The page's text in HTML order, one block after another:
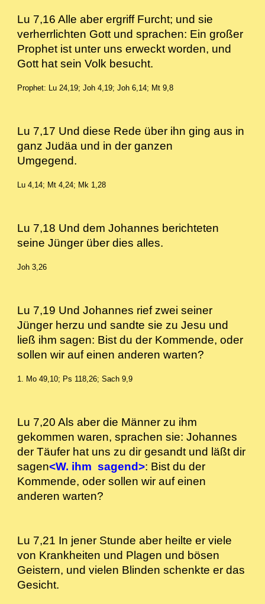
Lu 7,16 Alle aber ergriff Furcht; und sie
verherrlichten Gott und sprachen: Ein großer
Prophet ist unter uns erweckt worden, und
Gott hat sein Volk besucht.
Prophet: Lu 24,19; Joh 4,19; Joh 6,14; Mt 9,8
Lu 7,17 Und diese Rede über ihn ging aus in
ganz Judäa und in der ganzen
Umgegend.
Lu 4,14; Mt 4,24; Mk 1,28
Lu 7,18 Und dem Johannes berichteten
seine Jünger über dies alles.
Joh 3,26
Lu 7,19 Und Johannes rief zwei seiner
Jünger herzu und sandte sie zu Jesu und
ließ ihm sagen: Bist du der Kommende, oder
sollen wir auf einen anderen warten?
1. Mo 49,10; Ps 118,26; Sach 9,9
Lu 7,20 Als aber die Männer zu ihm
gekommen waren, sprachen sie: Johannes
der Täufer hat uns zu dir gesandt und läßt dir
sagen<W. ihm sagend>: Bist du der
Kommende, oder sollen wir auf einen
anderen warten?
Lu 7,21 In jener Stunde aber heilte er viele
von Krankheiten und Plagen und bösen
Geistern, und vielen Blinden schenkte er das
Gesicht.